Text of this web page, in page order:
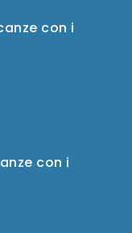
con i
con i